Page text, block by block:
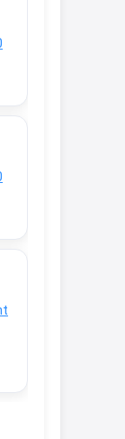
/
siehe